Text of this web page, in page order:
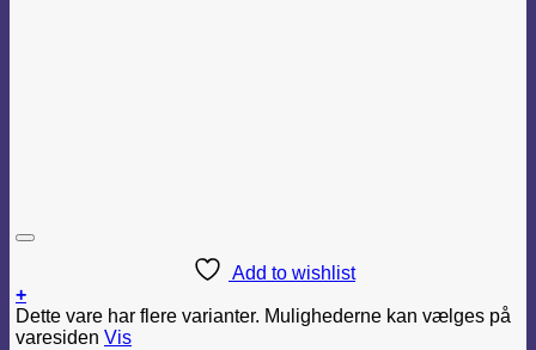
Add to wishlist
+
Dette vare har flere varianter. Mulighederne kan vælges på
varesiden Vis